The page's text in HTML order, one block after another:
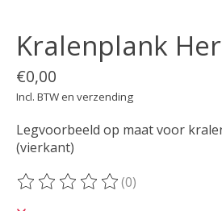
Kralenplank
€0,00
Incl. BTW en verzending
Legvoorbeeld op maat voor
(vierkant)
De beoordeling van dit product is
(0)